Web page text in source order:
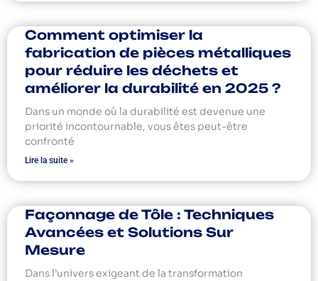
Comment optimiser la
fabrication de pièces métalliques
pour réduire les déchets et
améliorer la durabilité en 2025 ?
Dans un monde où la durabilité est devenue une
priorité incontournable, vous êtes peut-être
confronté
Lire la suite »
Façonnage de Tôle : Techniques
Avancées et Solutions Sur
Mesure
Dans l’univers exigeant de la transformation